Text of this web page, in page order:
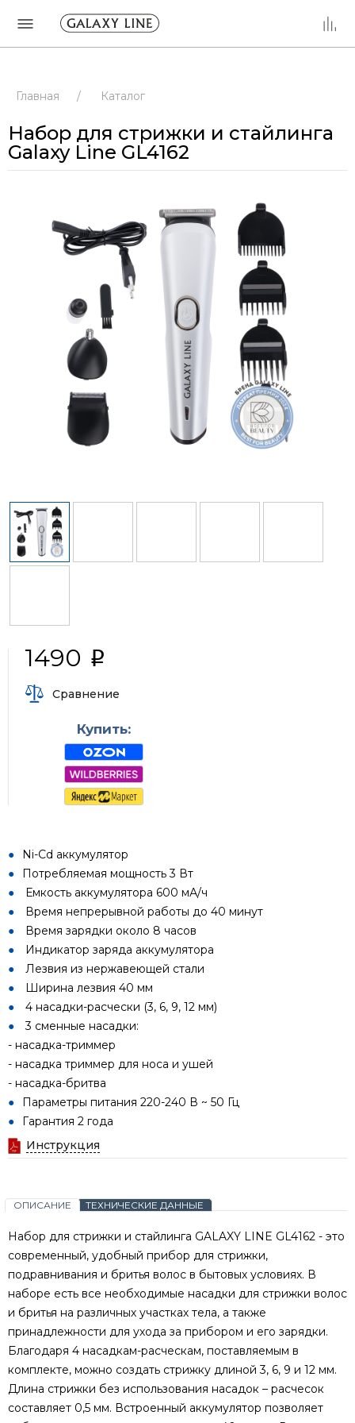
Главная / Каталог
Набор для стрижки и стайлинга
Galaxy Line GL4162
1490 i
Сравнение
Купить:
Ni-Cd аккумулятор
Потребляемая мощность 3 Вт
Емкость аккумулятора 600 мА/ч
Время непрерывной работы до 40 минут
Время зарядки около 8 часов
Индикатор заряда аккумулятора
Лезвия из нержавеющей стали
Ширина лезвия 40 мм
4 насадки-расчески (3, 6, 9, 12 мм)
3 сменные насадки:
- насадка-триммер
- насадка триммер для носа и ушей
- насадка-бритва
Параметры питания 220-240 В ~ 50 Гц
Гарантия 2 года
Инструкция
ОПИСАНИЕ ТЕХНИЧЕСКИЕ ДАННЫЕ
Набор для стрижки и стайлинга GALAXY LINE GL4162 - это
современный, удобный прибор для стрижки,
подравнивания и бритья волос в бытовых условиях. В
наборе есть все необходимые насадки для стрижки волос
и бритья на различных участках тела, а также
принадлежности для ухода за прибором и его зарядки.
Благодаря 4 насадкам-расческам, поставляемым в
комплекте, можно создать стрижку длиной 3, 6, 9 и 12 мм.
Длина стрижки без использования насадок – расчесок
составляет 0,5 мм. Встроенный аккумулятор позволяет